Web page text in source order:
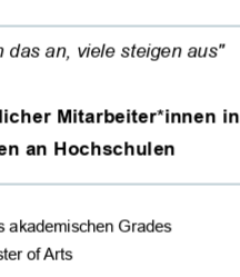
das an, viele steigen aus"
r Mitarbeiter*innen in
an Hochschulen
akademischen Grades
of Arts